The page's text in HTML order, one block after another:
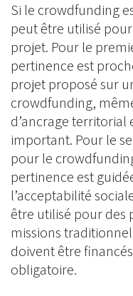
Si le crowdfunding
peut être utilisé
projet. Pour le
pertinence est
projet proposé sur
crowdfunding,
d’ancrage territorial
important. Pour le
pour le
pertinence est
l’acceptabilité
être utilisé pour des
missions
doivent être
obligatoire.